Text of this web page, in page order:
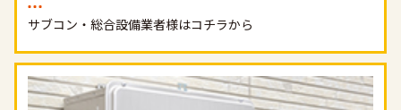
サブコン・総合設備業者様はコチラから